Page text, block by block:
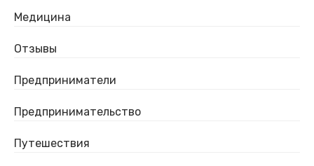
Медицина
Отзывы
Предприниматели
Предпринимательство
Путешествия